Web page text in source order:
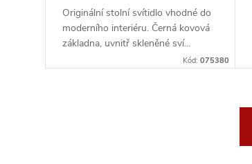
Originální stolní svítidlo vhodné do
moderního interiéru. Černá kovová
základna, uvnitř skleněné sví...
Kód:075380